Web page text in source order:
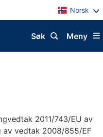
Norsk
Meny
Søk
2011/743/EU av
av vedtak 2008/855/EF